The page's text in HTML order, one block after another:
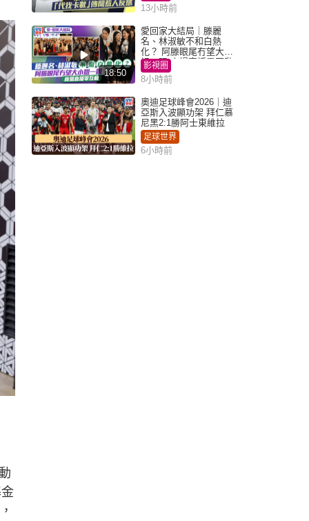
13小時前
18:50
愛回家大結局｜滕麗
名、林淑敏不和白熱
化？ 阿滕眼尾冇望大小
姐一眼 商場直播零互動
影視圈
8小時前
奧迪足球峰會2026｜迪
亞斯入波顯功架 拜仁慕
尼黑2:1勝阿士東維拉
足球世界
6小時前